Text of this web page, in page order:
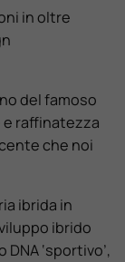
in oltre
del famoso
raffinatezza
che noi
ibrida in
ibrido
‘sportivo’,